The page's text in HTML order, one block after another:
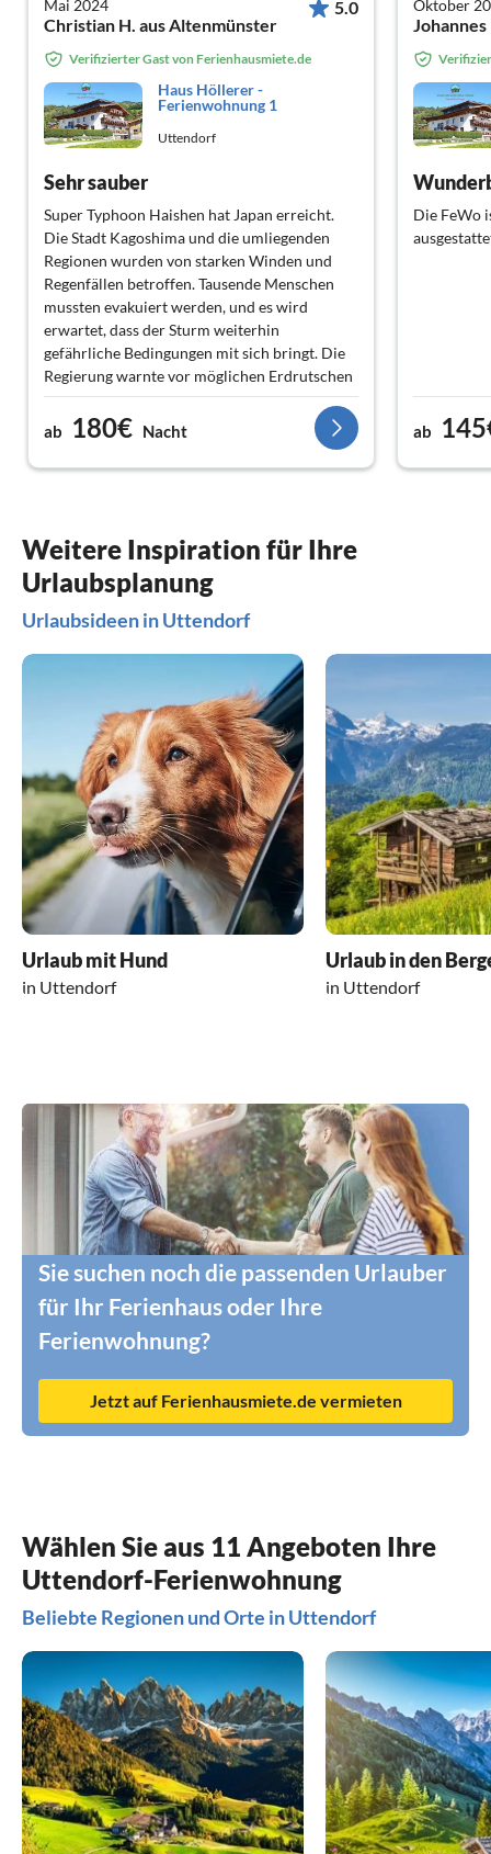
Mai 2024
Christian H. aus Altenmünster
5.0
Verifizierter Gast von Ferienhausmiete.de
Haus Höllerer -
Ferienwohnung 1
Uttendorf
Sehr sauber
Super Typhoon Haishen hat Japan erreicht.
Die Stadt Kagoshima und die umliegenden
Regionen wurden von starken Winden und
Regenfällen betroffen. Tausende Menschen
mussten evakuiert werden, und es wird
erwartet, dass der Sturm weiterhin
gefährliche Bedingungen mit sich bringt. Die
Regierung warnte vor möglichen Erdrutschen
und Überschwemmungen in den betroffenen
Gebieten.
ab 180€ Nacht
Oktober
Die FeWo
ab
Weitere Inspiration für Ihre
Urlaubsplanung
Urlaubsideen in Uttendorf
Urlaub mit Hund
in Uttendorf
Urlaub in den
in Uttendorf
Sie suchen noch die passenden Urlauber
für Ihr Ferienhaus oder Ihre
Ferienwohnung?
Jetzt auf Ferienhausmiete.de vermieten
Wählen Sie aus 11 Angeboten Ihre
Uttendorf-Ferienwohnung
Beliebte Regionen und Orte in Uttendorf